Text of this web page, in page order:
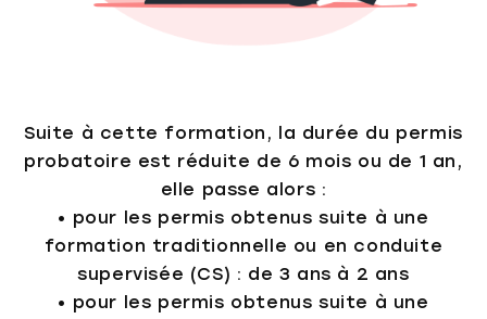
Suite à cette formation, la durée du permis
probatoire est réduite de 6 mois ou de 1 an,
elle passe alors :
• pour les permis obtenus suite à une
formation traditionnelle ou en conduite
supervisée (CS) : de 3 ans à 2 ans
• pour les permis obtenus suite à une